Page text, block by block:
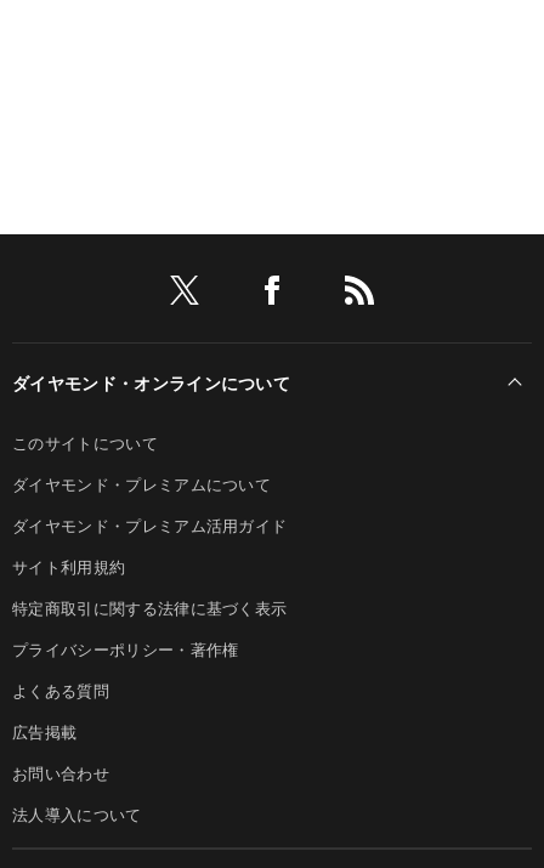
ダイヤモンド・オンラインについて
このサイトについて
ダイヤモンド・プレミアムについて
ダイヤモンド・プレミアム活用ガイド
サイト利用規約
特定商取引に関する法律に基づく表示
プライバシーポリシー・著作権
よくある質問
広告掲載
お問い合わせ
法人導入について